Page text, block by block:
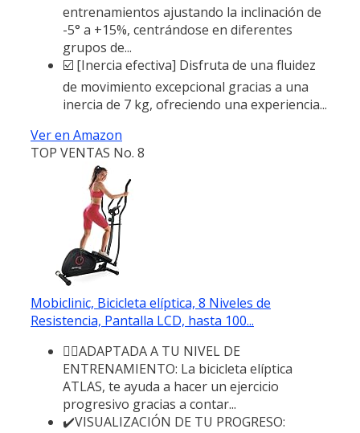
entrenamientos ajustando la inclinación de
-5° a +15%, centrándose en diferentes
grupos de...
☑️ [Inercia efectiva] Disfruta de una fluidez
de movimiento excepcional gracias a una
inercia de 7 kg, ofreciendo una experiencia...
Ver en Amazon
TOP VENTAS No. 8
Mobiclinic, Bicicleta elíptica, 8 Niveles de
Resistencia, Pantalla LCD, hasta 100...
🚴‍♀️ADAPTADA A TU NIVEL DE
ENTRENAMIENTO: La bicicleta elíptica
ATLAS, te ayuda a hacer un ejercicio
progresivo gracias a contar...
✔️VISUALIZACIÓN DE TU PROGRESO: